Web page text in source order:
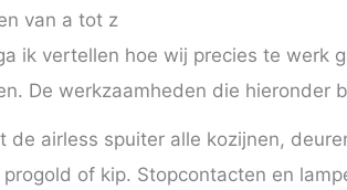
van a tot z
ik vertellen hoe wij precies te werk
De werkzaamheden die hieronder
de airless spuiter alle kozijnen,
of kip. Stopcontacten en